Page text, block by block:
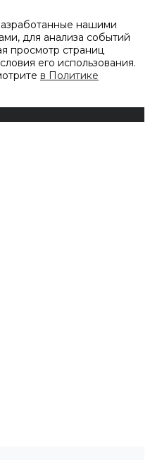
нашими
для анализа событий
просмотр страниц
его использования.
в Политике